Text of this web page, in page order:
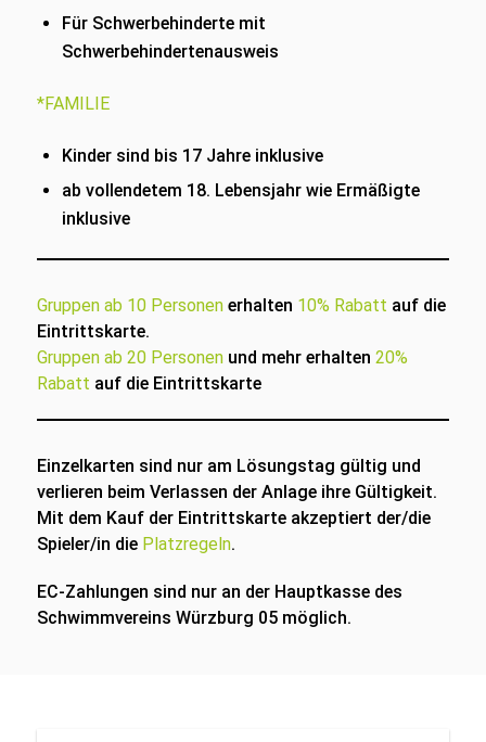
Für Schwerbehinderte mit
Schwerbehindertenausweis
*FAMILIE
Kinder sind bis 17 Jahre inklusive
ab vollendetem 18. Lebensjahr wie Ermäßigte
inklusive
Gruppen ab 10 Personenerhalten 10% Rabatt auf die
Eintrittskarte.
Gruppen ab 20 Personenund mehr erhalten 20%
Rabatt auf die Eintrittskarte
Einzelkarten sind nur am Lösungstag gültig und
verlieren beim Verlassen der Anlage ihre Gültigkeit.
Mit dem Kauf der Eintrittskarte akzeptiert der/die
Spieler/in die Platzregeln.
EC-Zahlungen sind nur an der Hauptkasse des
Schwimmvereins Würzburg 05 möglich.